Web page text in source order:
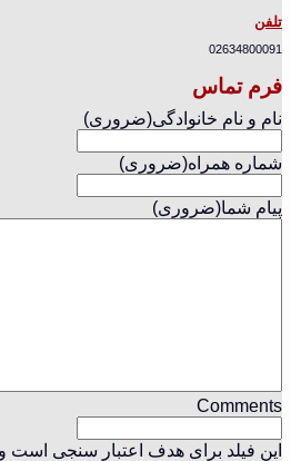
تلفن
02634800091
فرم تماس
نام و نام خانوادگی(ضروری)
شماره همراه(ضروری)
پیام شما(ضروری)
Comments
این فیلد برای هدف اعتبار سنجی است و